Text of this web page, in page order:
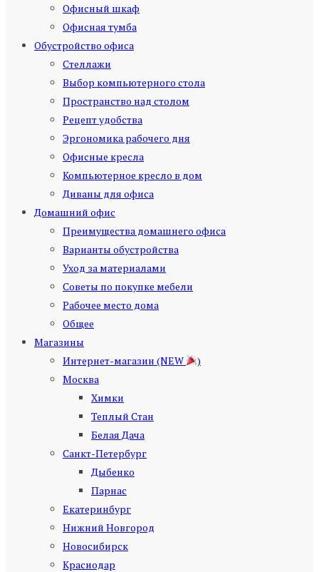
Офисный шкаф
Офисная тумба
Обустройство офиса
Стеллажи
Выбор компьютерного стола
Пространство над столом
Рецепт удобства
Эргономика рабочего дня
Офисные кресла
Компьютерное кресло в дом
Диваны для офиса
Домашний офис
Преимущества домашнего офиса
Варианты обустройства
Уход за материалами
Советы по покупке мебели
Рабочее место дома
Общее
Магазины
Интернет-магазин (NEW
)
Москва
Химки
Теплый Стан
Белая Дача
Санкт-Петербург
Дыбенко
Парнас
Екатеринбург
Нижний Новгород
Новосибирск
Краснодар